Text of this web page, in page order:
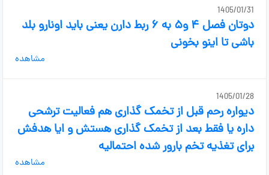
1405/01/31
دوتان فصل ۴ و۵ به ۶ ربط دارن یعنی باید اونارو بلد
باشی تا اینو بخونی
مشاهده
1405/01/28
دیواره رحم قبل از تخمک گذاری هم فعالیت ترشحی
داره یا فقط بعد از تخمک گذاری هستش و ایا هدفش
برای تغذیه تخم بارور شده احتمالیه
مشاهده